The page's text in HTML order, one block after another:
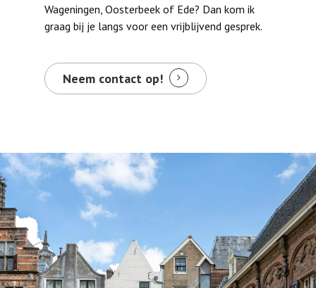
Wageningen, Oosterbeek of Ede? Dan kom ik
graag bij je langs voor een vrijblijvend gesprek.
Neem contact op!